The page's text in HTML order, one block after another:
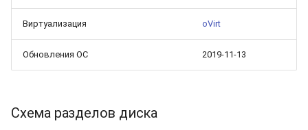
Виртуализация oVirt
Обновления ОС 2019-11-13
Схема разделов диска